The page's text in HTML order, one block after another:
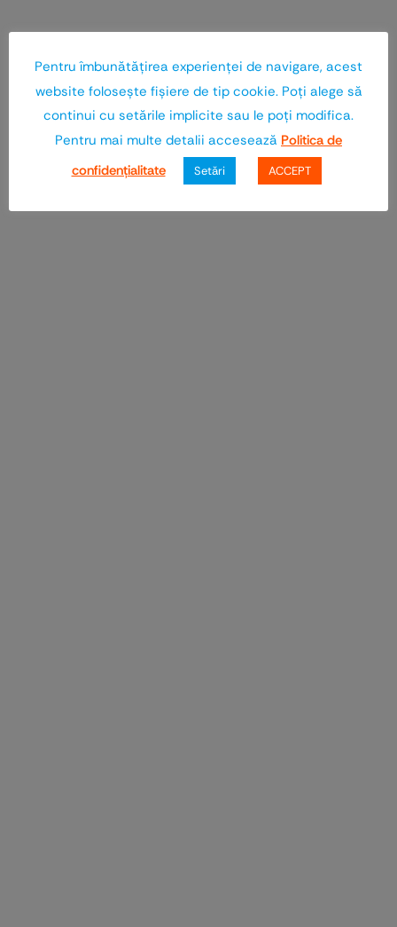
Pentru îmbunătăţirea experienţei de navigare, acest
website foloseşte fişiere de tip cookie. Poţi alege să
continui cu setările implicite sau le poţi modifica.
Pentru mai multe detalii accesează Politica de
confidenţialitate
Setări ACCEPT